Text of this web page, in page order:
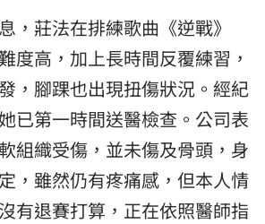
，莊法在排練歌曲《逆戰》
度高，加上長時間反覆練習，
，腳踝也出現扭傷狀況。經紀
已第一時間送醫檢查。公司表
組織受傷，並未傷及骨頭，身
，雖然仍有疼痛感，但本人情
有退賽打算，正在依照醫師指